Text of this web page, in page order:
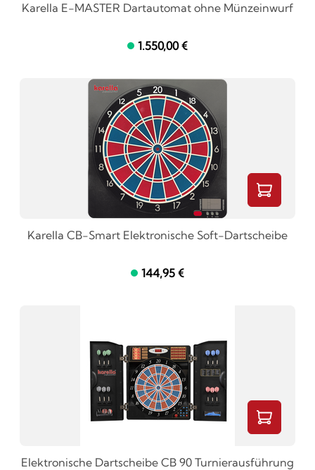
Karella E-MASTER Dartautomat ohne Münzeinwurf
1.550,00 €
Karella CB-Smart Elektronische Soft-Dartscheibe
144,95 €
Elektronische Dartscheibe CB 90 Turnierausführung